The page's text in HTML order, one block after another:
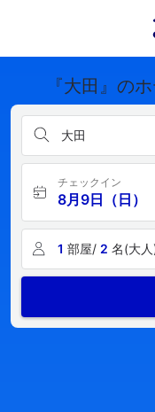
『大田』の
大田
チェックイン
8月9日（日）
1 部屋/ 2 名(大